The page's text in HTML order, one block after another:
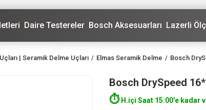
Daire Testereler Bosch Aksesuarları Lazerli
| Seramik Delme Uçları Elmas Seramik Delme Bosch
Bosch DrySpeed
⏱️H.içi Saat 15:00'e kadar